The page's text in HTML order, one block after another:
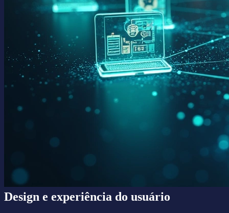
Design e experiência do usuário